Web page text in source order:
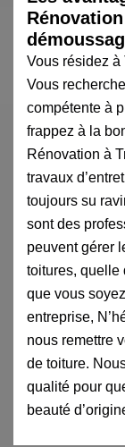
Vous résidez
Vous
compétente à
frappez à la
Rénovation à
travaux
toujours su
sont des
peuvent gérer
toitures, quelle
que vous
entreprise,
nous remettre
de toiture.
qualité pour
beauté